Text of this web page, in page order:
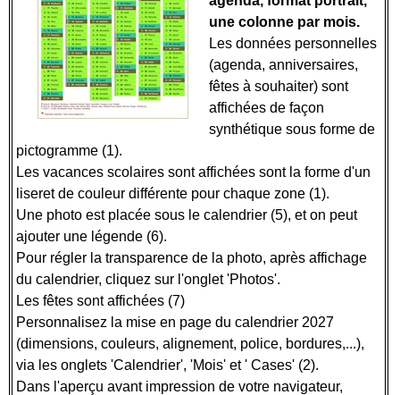
une colonne par mois.
Les données personnelles
(agenda, anniversaires,
fêtes à souhaiter) sont
affichées de façon
synthétique sous forme de
pictogramme (1).
Les vacances scolaires sont affichées sont la forme d'un
liseret de couleur différente pour chaque zone (1).
Une photo est placée sous le calendrier (5), et on peut
ajouter une légende (6).
Pour régler la transparence de la photo, après affichage
du calendrier, cliquez sur l'onglet 'Photos'.
Les fêtes sont affichées (7)
Personnalisez la mise en page du calendrier 2027
(dimensions, couleurs, alignement, police, bordures,...),
via les onglets 'Calendrier', 'Mois' et ' Cases' (2).
Dans l'aperçu avant impression de votre navigateur,